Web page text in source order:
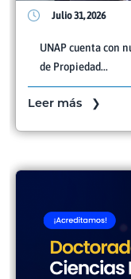
Julio 31, 2026
UNAP cuenta con
de Propiedad...
Leer más ❯